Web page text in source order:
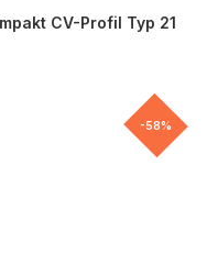
CV-Profil Typ 21
-58%